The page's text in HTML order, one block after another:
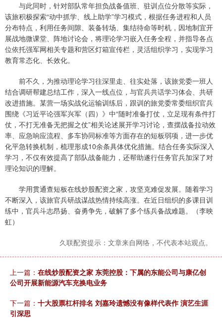
与此同时，针对部队常年担负战备值班、驻训点位分散等实际，
该旅积极探索“动中抓学、线上助学”学习模式，根据任务进程和人员
分布特点，利用任务间隙、装备转场、集结待命等时机，因地制宜开
展战地微课堂、阵地讨论会，将理论学习嵌入任务全程，并指导各点
位依托强军网相关专题和营区灯箱宣传栏，灵活组织学习，实现学习
教育常态化、长效化。
前不久，为推动理论学习往深里走、往实处落，该旅党委一班人
结合调研帮建总结工作，深入一线点位，与官兵共话学习体会、共研
改进措施。某营一场实战化运输训练后，跟训的旅党委常委组织官兵
围绕《习近平论强军兴军（四）》中“随时准备打仗，立足现有条件打
仗，不打无准备无把握之仗”相关论述展开学习讨论，查摆战备拉动效
率、应急响应流程、多车协同标准等方面存在的短板弱项，进一步优
化平急转换机制，梳理形成10余条具体优化措施。结合任务实际深入
学习，不仅有效提高了部队战备能力，还帮助遂行任务官兵加深了对
理论知识的理解。
学用贯通查短板在线炒股配资之家，攻坚克难促发展。随着学习
不断深入，该旅官兵研战谋战热情持续高涨。在近日组织的多课目训
练中，官兵斗志昂扬、奋勇争先，破解了多个练兵备战难题。（李映
虹）
久联配资提示：文章来自网络，不代表本站观点。
上一篇： 在线炒股配资之家 东莞控股：下属的东能公司与康亿创
公司开展新能源汽车充换电业务
下一篇： 十大股票杠杆排名 刘嘉玲遗憾没有像样代表作 演艺生涯
引深思